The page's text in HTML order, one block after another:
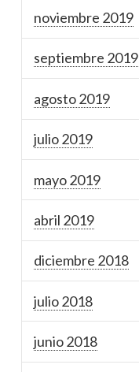
noviembre 2019
septiembre 2019
agosto 2019
julio 2019
mayo 2019
abril 2019
diciembre 2018
julio 2018
junio 2018